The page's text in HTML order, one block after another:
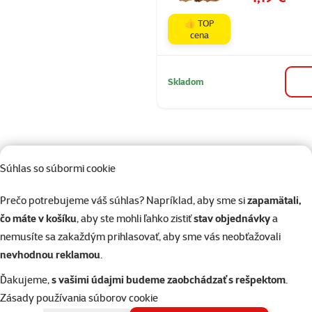
Súhlas so súbormi cookie
Prečo potrebujeme váš súhlas? Napríklad, aby sme sizapamätali,
čo máte v košíku, aby ste mohli ľahko zistiťstav objednávkya
nemusíte sa zakaždým prihlasovať, aby sme vás neobťažovali
nevhodnou reklamou.
Ďakujeme,s vašimi údajmi budeme zaobchádzať s rešpektom.
Zásady používania súborov cookie
👍 TOP
cena
Skladom
Naši odborníci v predajni sú vám vždy k dispozícii, aby vám
poradili
Napíšte nám
Po–Pi 7:00 – 18:00